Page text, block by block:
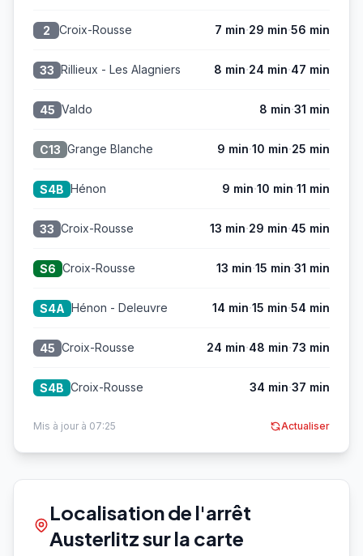
2 Croix-Rousse 7 min·29 min·56 min
33 Rillieux - Les Alagniers 8 min·24 min·47 min
45 Valdo 8 min·31 min
C13 Grange Blanche 9 min·10 min·25 min
S4B Hénon 9 min·10 min·11 min
33 Croix-Rousse 13 min·29 min·45 min
S6 Croix-Rousse 13 min·15 min·31 min
S4A Hénon - Deleuvre 14 min·15 min·54 min
45 Croix-Rousse 24 min·48 min·73 min
S4B Croix-Rousse 34 min·37 min
Mis à jour à 07:25 Actualiser
Localisation de l'arrêt
Austerlitz sur la carte